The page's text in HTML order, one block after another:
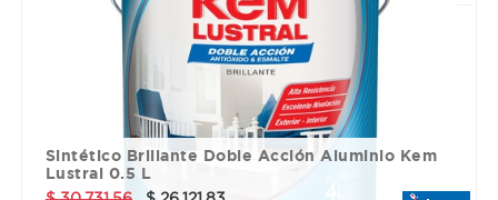
Sintético Brillante Doble Acción Aluminio Kem
Lustral 0.5 L